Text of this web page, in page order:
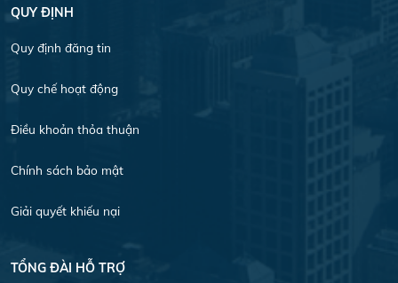
QUY ĐỊNH
Quy định đăng tin
Quy chế hoạt động
Điều khoản thỏa thuận
Chính sách bảo mật
Giải quyết khiếu nại
TỔNG ĐÀI HỖ TRỢ